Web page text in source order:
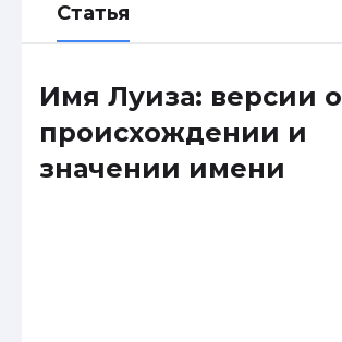
Статья
Имя Луиза: версии о
происхождении и
значении имени